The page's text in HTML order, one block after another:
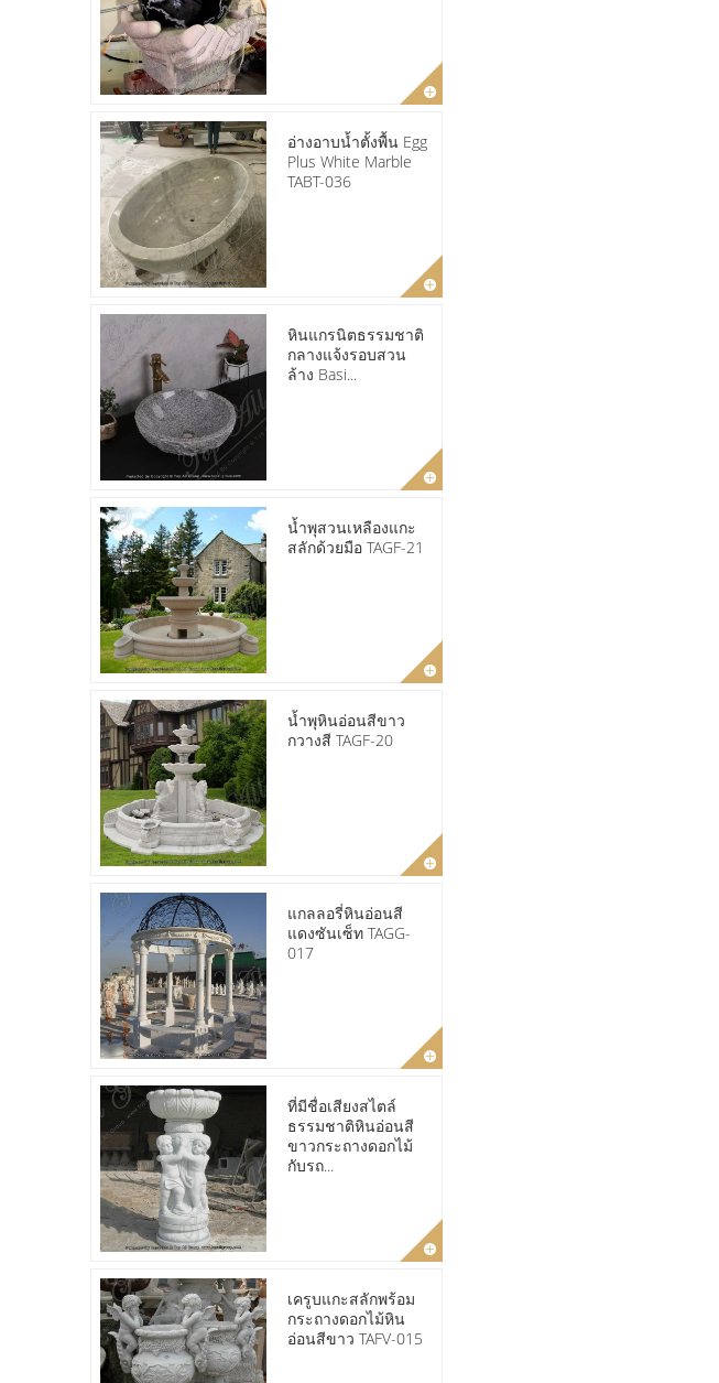
อ่างอาบน้ำตั้งพื้น Egg
Plus White Marble
TABT-036
หินแกรนิตธรรมชาติ
กลางแจ้งรอบสวน
ล้าง Basi...
น้ำพุสวนเหลืองแกะ
สลักด้วยมือ TAGF-21
น้ำพุหินอ่อนสีขาว
กวางสี TAGF-20
แกลลอรี่หินอ่อนสี
แดงซันเซ็ท TAGG-
017
ที่มีชื่อเสียงสไตล์
ธรรมชาติหินอ่อนสี
ขาวกระถางดอกไม้
กับรถ...
เครูบแกะสลักพร้อม
กระถางดอกไม้หิน
อ่อนสีขาว TAFV-015